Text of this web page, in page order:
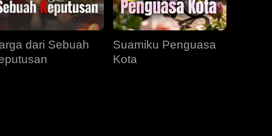
EP 40
dari Sebuah
Suamiku Penguasa
Kota